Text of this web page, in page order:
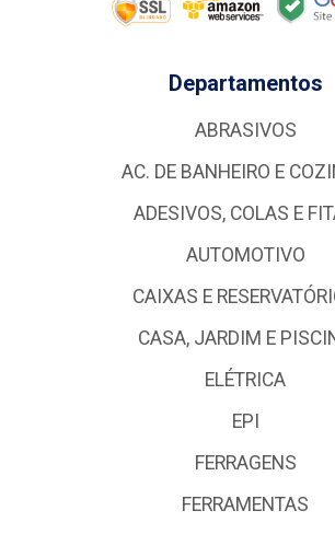
Departamentos
ABRASIVOS
AC. DE BANHEIRO E
ADESIVOS, COLAS E
AUTOMOTIVO
CAIXAS E
CASA, JARDIM E
ELÉTRICA
EPI
FERRAGENS
FERRAMENTAS